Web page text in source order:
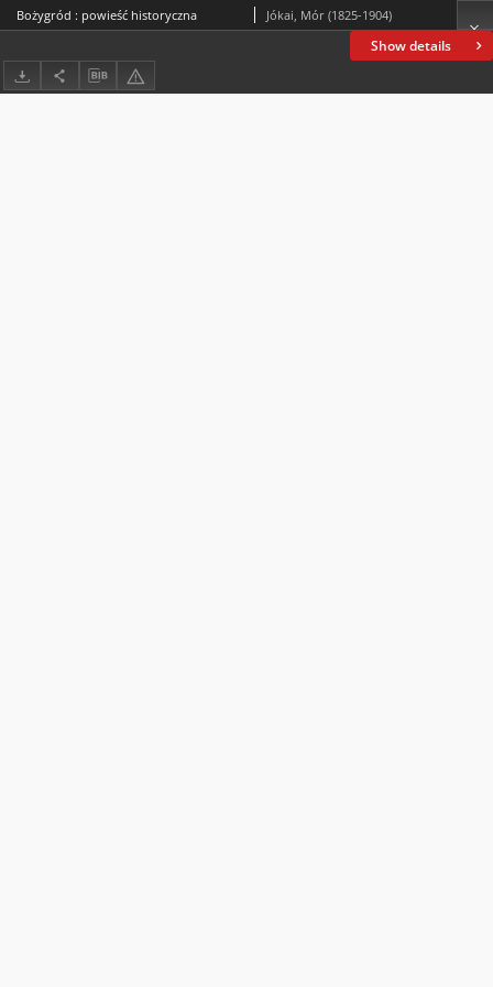
Show details
Bożygród : powieść historyczna Jókai, Mór (1825-1904)